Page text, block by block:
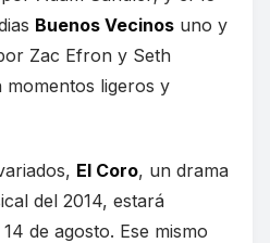
Buenos Vecinos uno y
Zac Efron y Seth
momentos ligeros y
El Coro, un drama
del 2014, estará
de agosto. Ese mismo